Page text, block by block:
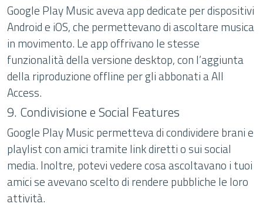
Google Play Music aveva app dedicate per dispositivi
Android e iOS, che permettevano di ascoltare musica
in movimento. Le app offrivano le stesse
funzionalità della versione desktop, con l’aggiunta
della riproduzione offline per gli abbonati a All
Access.
9. Condivisione e Social Features
Google Play Music permetteva di condividere brani e
playlist con amici tramite link diretti o sui social
media. Inoltre, potevi vedere cosa ascoltavano i tuoi
amici se avevano scelto di rendere pubbliche le loro
attività.